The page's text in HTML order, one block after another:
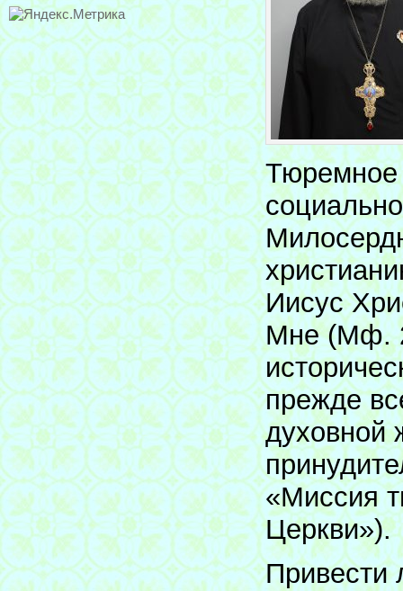
Тюремное
Иисус
Мне (Мф.
прежде
духовной
«Миссия
Церкви»).
Привести